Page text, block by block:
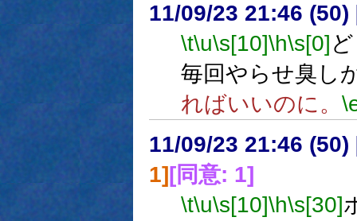
11/09/23 21:46 (50)
\t\u\s[10]\h\s[0]
毎回やらせ臭し
ればいいのに。
11/09/23 21:46 (50)
1][同意: 1]
\t\u\s[10]\h\s[30]